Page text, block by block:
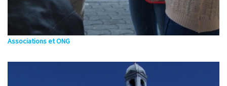
Associations et ONG